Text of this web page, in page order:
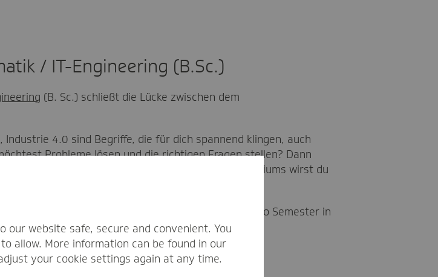
/ IT-Engineering (B.Sc.)
(B. Sc.) schließt die Lücke zwischen dem
4.0 sind Begriffe, die für dich spannend klingen, auch
Probleme lösen und die richtigen Fragen stellen? Dann
genau dorthin. Nach Abschluss deines Studiums wirst du
auf den Grund zu gehen.
in Hamburg und 10 Wochen pro Semester in
es die Möglichkeit, im Ausland zu studieren.
our website safe, secure and convenient. You
allow. More information can be found in our
your cookie settings again at any time.